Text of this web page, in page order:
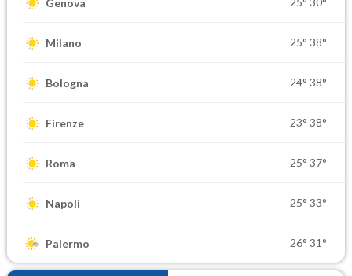
Milano 25° 38°
Bologna 24° 38°
Firenze 23° 38°
Roma 25° 37°
Napoli 25° 33°
Palermo 26° 31°